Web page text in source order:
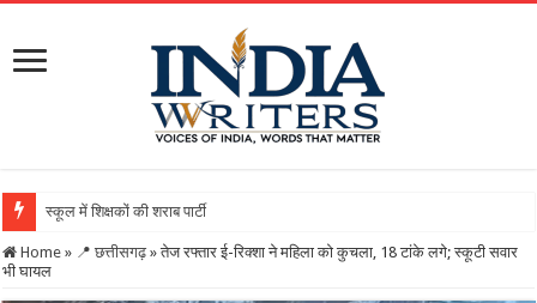
स्कूल में शिक्षकों की शराब पार्टी का वीडियो वायरल, DEO ने थमाया न
Home » 📍 छत्तीसगढ़ » तेज रफ्तार ई-रिक्शा ने महिला को कुचला, 18 टांके लगे; स्कूटी सवार
भी घायल